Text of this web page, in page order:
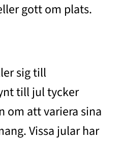
gott om plats.
sig till
till jul tycker
om att variera sina
Vissa jular har